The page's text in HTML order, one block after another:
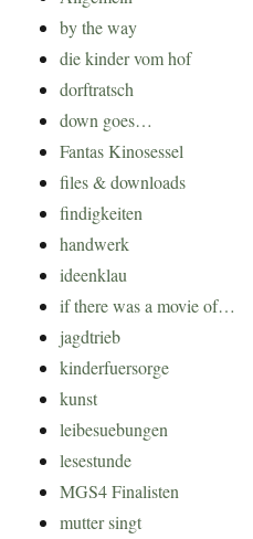
by the way
die kinder vom hof
dorftratsch
down goes…
Fantas Kinosessel
files & downloads
findigkeiten
handwerk
ideenklau
if there was a movie of…
jagdtrieb
kinderfuersorge
kunst
leibesuebungen
lesestunde
MGS4 Finalisten
mutter singt